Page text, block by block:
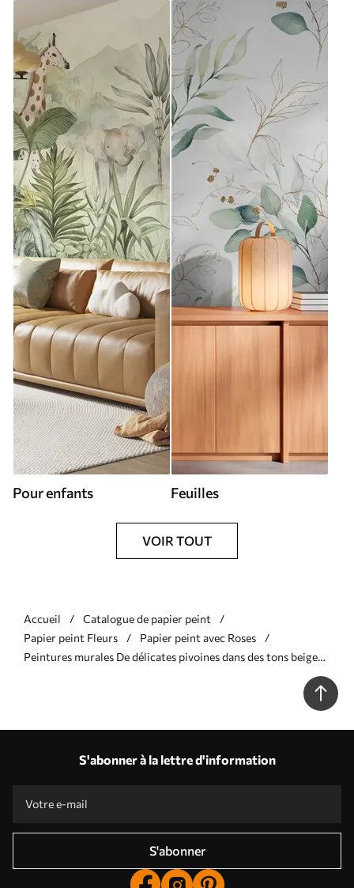
Pour enfants Feuilles
VOIR TOUT
Accueil
Catalogue de papier peint
Papier peint Fleurs
Papier peint avec Roses
Peintures murales De délicates pivoines dans des tons beige
S'abonner à la lettre d'information
S'abonner